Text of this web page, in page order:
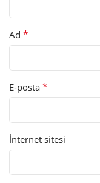
Ad *
E-posta *
İnternet sitesi